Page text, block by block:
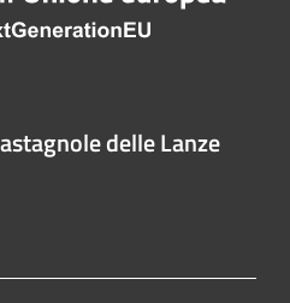
delle Lanze